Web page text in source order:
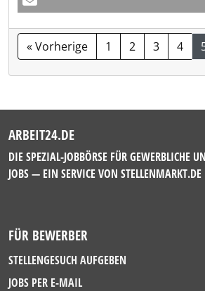
« Vorherige 1 2 3 4
ARBEIT24.DE
DIE SPEZIAL-JOBBÖRSE FÜR GEWERBLICHE
JOBS — EIN SERVICE VON STELLENMARKT.DE
FÜR BEWERBER
STELLENGESUCH AUFGEBEN
JOBS PER E-MAIL